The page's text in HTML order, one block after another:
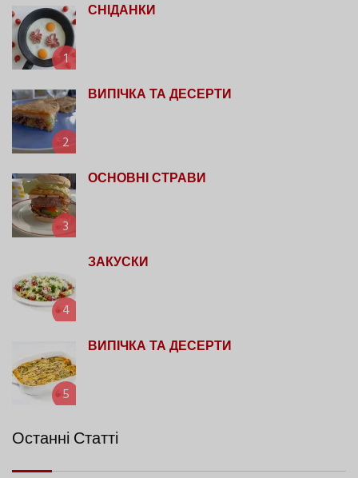
1
СНІДАНКИ
2
ВИПІЧКА ТА ДЕСЕРТИ
3
ОСНОВНІ СТРАВИ
4
ЗАКУСКИ
5
ВИПІЧКА ТА ДЕСЕРТИ
Останні Статті